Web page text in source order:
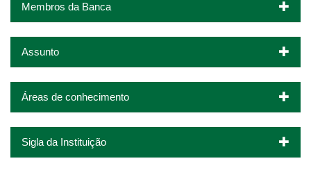
Membros da Banca
Assunto
Áreas de conhecimento
Sigla da Instituição